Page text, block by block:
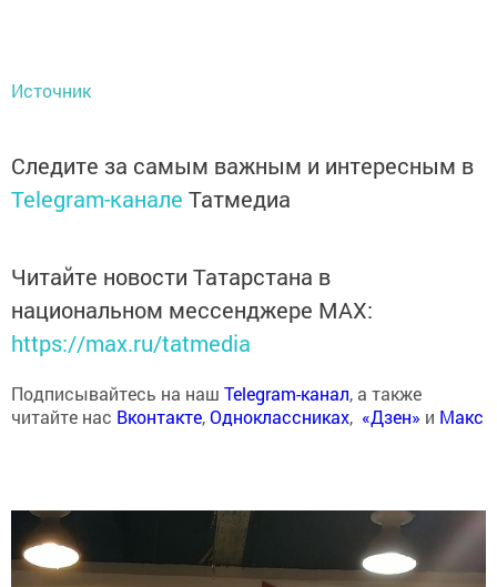
Источник
Следите за самым важным и интересным в
Telegram-канале Татмедиа
Читайте новости Татарстана в
национальном мессенджере MАХ:
https://max.ru/tatmedia
Подписывайтесь на наш Telegram-канал, а также
читайте нас Вконтакте,Одноклассниках, «Дзен» и Макс